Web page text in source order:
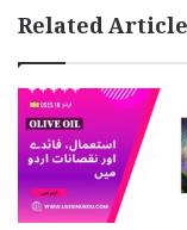
Related